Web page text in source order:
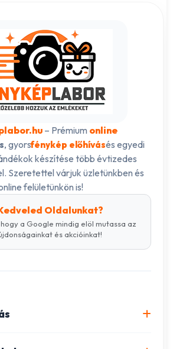
– Prémium online
, gyorsfénykép előhívásés egyedi
készítése több évtizedes
Szeretettel várjuk üzletünkben és
felületünkön is!
Oldalunkat?
a Google mindig elöl mutassa az
és akcióinkat!